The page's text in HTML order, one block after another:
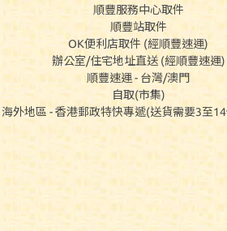
順豐服務中心取件
順豐站取件
OK便利店取件 (經順豐速運)
辦公室/住宅地址直送 (經順豐速運)
順豐速運 - 台灣/澳門
自取(市集)
海外地區 - 香港郵政特快專遞(送貨需要3至